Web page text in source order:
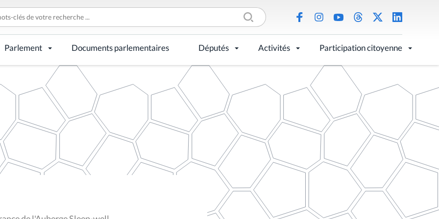
Parlement Documents parlementaires Députés Activités Participation citoyenne